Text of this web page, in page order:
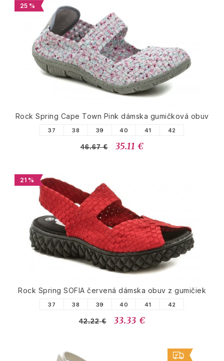
25 %
Rock Spring Cape Town Pink dámska gumičková obuv
37 38 39 40 41 42
46.67 € 35.11 €
21 %
Rock Spring SOFIA červená dámska obuv z gumičiek
37 38 39 40 41 42
42.22 € 33.33 €